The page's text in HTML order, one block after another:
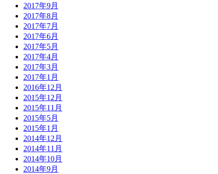
2017年9月
2017年8月
2017年7月
2017年6月
2017年5月
2017年4月
2017年3月
2017年1月
2016年12月
2015年12月
2015年11月
2015年5月
2015年1月
2014年12月
2014年11月
2014年10月
2014年9月